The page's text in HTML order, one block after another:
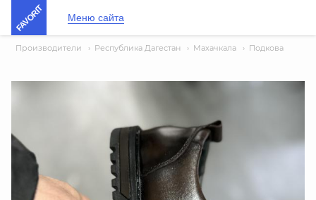
FAVORIT Меню сайта
Производители › Республика Дагестан › Махачкала › Подкова